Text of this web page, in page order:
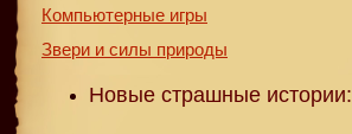
Компьютерные игры
Звери и силы природы
Новые страшные истории: